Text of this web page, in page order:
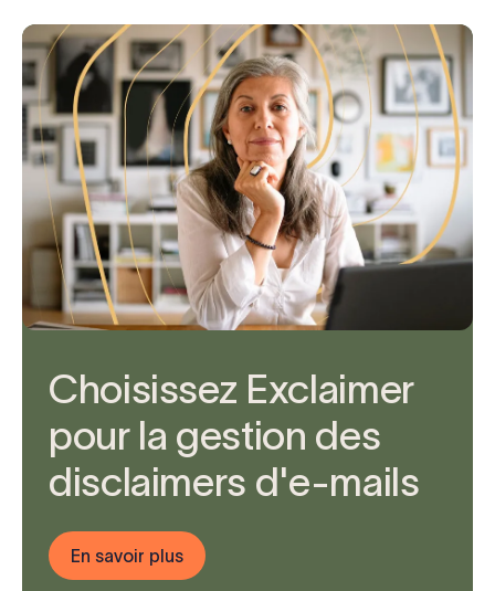
Choisissez Exclaimer
pour la gestion des
disclaimers d'e-mails
En savoir plus